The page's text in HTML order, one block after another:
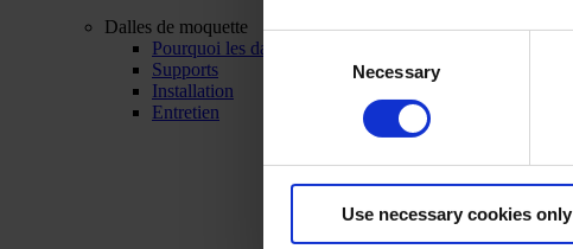
Consent
Necessary
Use necessary cookies only
Dalles de moquette
Pourquoi les dalles de moquette ?
Supports
Installation
Entretien